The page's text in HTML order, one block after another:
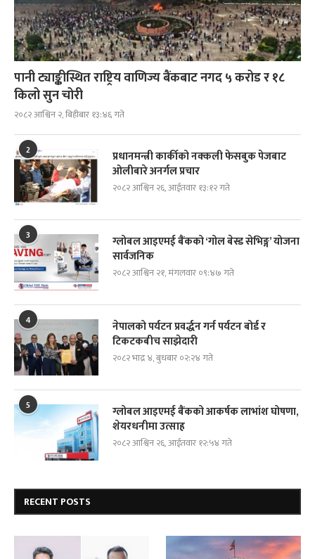
पानी ट्याङ्कीस्थित राष्ट्रिय वाणिज्य बैंकबाट नगद ५ करोड र १८
किलो सुन चोरी
२०८२ आश्विन २, बिहीबार १३:४६ गते
2
प्रधानमन्त्री कार्कीको नक्कली फेसबुक पेजबाट
ओलीबारे अनर्गल प्रचार
२०८२ आश्विन २६, आईतवार १३:१२ गते
3
ग्लोबल आइएमई बैंकको ‘गोल बेस्ड सेभिङ्ग’ योजना
सार्वजनिक
२०८२ आश्विन २१, मंगलवार ०९:४७ गते
4
नेपालको पर्यटन प्रवर्द्धन गर्न पर्यटन बोर्ड र
टिकटकबीच साझेदारी
२०८२ भाद्र ४, बुधबार ०२:२४ गते
5
ग्लोबल आइएमई बैंकको आकर्षक लाभांश घोषणा,
शेयरधनीमा उत्साह
२०८२ आश्विन २६, आईतवार १२:५४ गते
RECENT POSTS